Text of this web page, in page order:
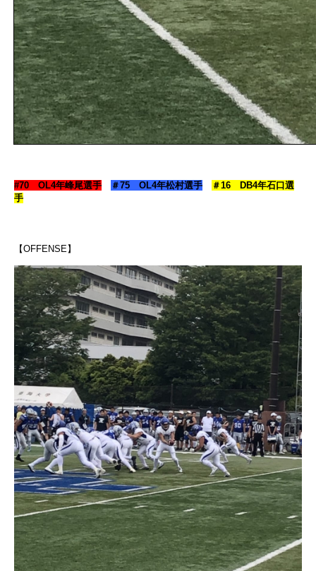
#70 OL4年峰尾選手 ＃75 OL4年松村選手
＃16 DB4年石口選
手
【OFFENSE】